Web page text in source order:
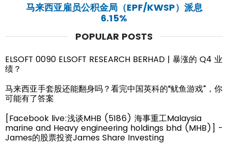
马来西亚雇员公积金局（EPF/KWSP）派息
6.15%
POPULAR POSTS
ELSOFT 0090 ELSOFT RESEARCH BERHAD | 暴涨的 Q4 业
绩？
马来西亚手套股还能翻身吗？看完中国英科的“鱿鱼游戏”，你
可能有了答案
[Facebook live:浅谈MHB (5186) 海事重工Malaysia
marine and Heavy engineering holdings bhd (MHB)] -
James的股票投资James Share Investing